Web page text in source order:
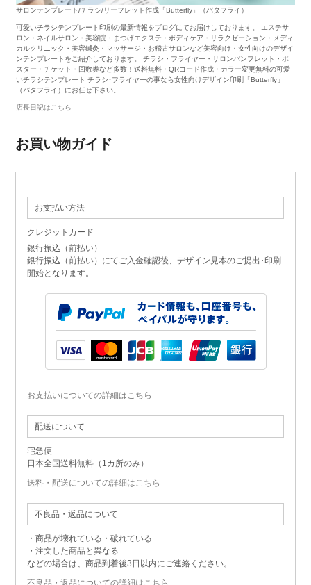
サロンテンプレート/チラシ/リーフレット作成「Butterfly」（バタフライ）
可愛いチラシテンプレート印刷の最新情報をブログにてお届けしております。 エステサ
ロン・ネイルサロン・美容院・まつげエクステ・ボディケア・リラクゼーション・メディ
カルクリニック・美容鍼灸・マッサージ・お稽古サロンなど美容向け・女性向けのデザイ
ンテンプレートをご紹介しております。 チラシ・フライヤー・サロンパンフレット・ポ
スター・チケット・回数券など多数！送料無料・QRコード作成・カラー変更無料の可愛
いチラシテンプレート チラシ･フライヤーの事なら女性向けデザイン印刷「Butterfly」
（バタフライ）にお任せ下さい。
店長日記はこちら
お買い物ガイド
お支払い方法
クレジットカード
銀行振込（前払い）
銀行振込（前払い）にてご入金確認後、デザイン見本のご提出･印刷
開始となります。
お支払いについての詳細はこちら
配送について
宅急便
日本全国送料無料（1カ所のみ）
送料・配送についての詳細はこちら
不良品・返品について
・商品が壊れている・破れている
・注文した商品と異なる
などの場合は、商品到着後3日以内にご連絡ください。